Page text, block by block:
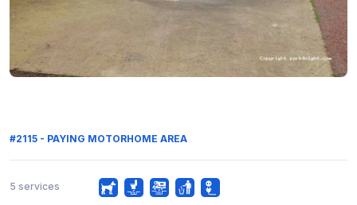
#2115 - PAYING MOTORHOME AREA
5 services